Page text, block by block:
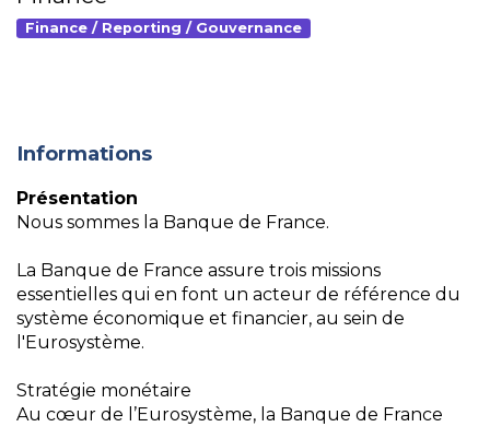
Finance / Reporting / Gouvernance
Informations
Présentation
Nous sommes la Banque de France.
La Banque de France assure trois missions
essentielles qui en font un acteur de référence du
système économique et financier, au sein de
l'Eurosystème.
Stratégie monétaire
Au cœur de l’Eurosystème, la Banque de France